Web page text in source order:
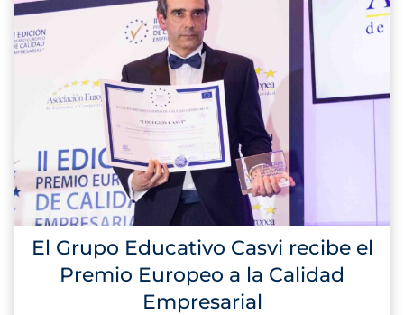
El Grupo Educativo Casvi recibe el
Premio Europeo a la Calidad
Empresarial